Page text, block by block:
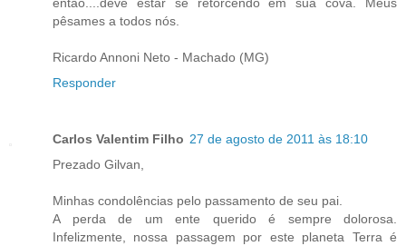
pêsames a todos nós.
Ricardo Annoni Neto - Machado (MG)
Responder
Carlos Valentim Filho 27 de agosto de 2011 às 18:10
Prezado Gilvan,
Minhas condolências pelo passamento de seu pai.
A perda de um ente querido é sempre dolorosa.
Infelizmente, nossa passagem por este planeta Terra é